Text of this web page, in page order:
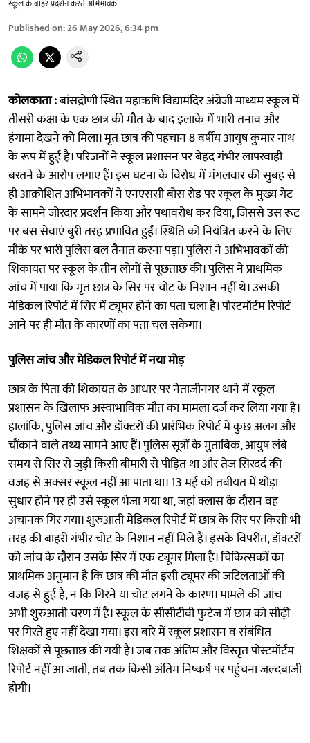
स्कूल के बाहर प्रदर्शन करते अभिभावक
Published on:26 May 2026, 6:34 pm
कोलकाता :बांसद्रोणी स्थित महाऋषि विद्यामंदिर अंग्रेजी माध्यम स्कूल में
तीसरी कक्षा के एक छात्र की मौत के बाद इलाके में भारी तनाव और
हंगामा देखने को मिला। मृत छात्र की पहचान 8 वर्षीय आयुष कुमार नाथ
के रूप में हुई है। परिजनों ने स्कूल प्रशासन पर बेहद गंभीर लापरवाही
बरतने के आरोप लगाए हैं। इस घटना के विरोध में मंगलवार की सुबह से
ही आक्रोशित अभिभावकों ने एनएससी बोस रोड पर स्कूल के मुख्य गेट
के सामने जोरदार प्रदर्शन किया और पथावरोध कर दिया, जिससे उस रूट
पर बस सेवाएं बुरी तरह प्रभावित हुईं। स्थिति को नियंत्रित करने के लिए
मौके पर भारी पुलिस बल तैनात करना पड़ा। पुलिस ने अभिभावकों की
शिकायत पर स्कूल के तीन लोगों से पूछताछ की। पुलिस ने प्राथमिक
जांच में पाया कि मृत छात्र के सिर पर चोट के निशान नहीं थे। उसकी
मेडिकल रिपोर्ट में सिर में ट्यूमर होने का पता चला है। पोस्टमॉर्टम रिपोर्ट
आने पर ही मौत के कारणों का पता चल सकेगा।
पुलिस जांच और मेडिकल रिपोर्ट में नया मोड़
छात्र के पिता की शिकायत के आधार पर नेताजीनगर थाने में स्कूल
प्रशासन के खिलाफ अस्वाभाविक मौत का मामला दर्ज कर लिया गया है।
हालांकि, पुलिस जांच और डॉक्टरों की प्रारंभिक रिपोर्ट में कुछ अलग और
चौंकाने वाले तथ्य सामने आए हैं। पुलिस सूत्रों के मुताबिक, आयुष लंबे
समय से सिर से जुड़ी किसी बीमारी से पीड़ित था और तेज सिरदर्द की
वजह से अक्सर स्कूल नहीं आ पाता था। 13 मई को तबीयत में थोड़ा
सुधार होने पर ही उसे स्कूल भेजा गया था, जहां क्लास के दौरान वह
अचानक गिर गया। शुरुआती मेडिकल रिपोर्ट में छात्र के सिर पर किसी भी
तरह की बाहरी गंभीर चोट के निशान नहीं मिले हैं। इसके विपरीत, डॉक्टरों
को जांच के दौरान उसके सिर में एक ट्यूमर मिला है। चिकित्सकों का
प्राथमिक अनुमान है कि छात्र की मौत इसी ट्यूमर की जटिलताओं की
वजह से हुई है, न कि गिरने या चोट लगने के कारण। मामले की जांच
अभी शुरुआती चरण में है। स्कूल के सीसीटीवी फुटेज में छात्र को सीढ़ी
पर गिरते हुए नहीं देखा गया। इस बारे में स्कूल प्रशासन व संबंधित
शिक्षकों से पूछताछ की गयी है। जब तक अंतिम और विस्तृत पोस्टमॉर्टम
रिपोर्ट नहीं आ जाती, तब तक किसी अंतिम निष्कर्ष पर पहुंचना जल्दबाजी
होगी।